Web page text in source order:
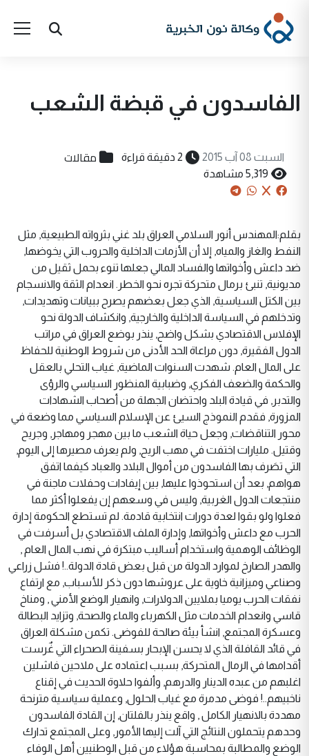
الفاسدون في قبضة الشعب
السبت 08 آب 2015 2 دقيقة قراءة مقالات
5,319 مشاهدة
بقلم:المهندس أنور السلامي العراق بلد غني بثرواته الطبيعية, مثل
النفط والغاز والمياه, إلا أن الأزمات الداخلية والحروب التي يخوضها,
ضد داعش وأخواتها والفساد المالي جعلها تنوء بحمل ثقيل من
مديونية, تنبئ برمال متحركة تجره نحو الخطر. انعدام الثقة والانسجام
بين الكتل السياسية, الذي جعل بعضهم يصرح ببيانات وتهديدات,
وتدخلهم في السياسة الداخلية والخارجية, وانكشاف الدولة نحو
الإفلاس الاقتصادي بشكل واضح, ينذر بوضع العراق في مراتب
الدول الفقيرة, دون مراعاة الحد الأدنى من شروط الوطنية للحفاظ
على المال العام. شهدت السنوات الماضية, غياب التحلي بالعقل
والحكمة والضعف الفكري, وضبابية المنظور السياسي والرؤى
والتدبر, في قيادة البلد واحتضان الجهلة من أصحاب الشهادات
المزورة, فقدم النموذج السيئ عن الإسلام السياسي مما وضعة في
محور التناقضات, وجعل حياة الشعب ما بين مهجر ومهاجر, وجريح
وقتيل. مليارات اختفت في مهب الريح, ولم يعرف مصيرها إلى اليوم,
التي تصَرف بها الفاسدون من أموال البلاد والعباد كيفما اتفق
هواهم, بعد أن استحوذوا عليها, بين إيفادات وحفلات ماجنة في
منتجعات الدول الغربية, وليس في وسعهم إن يفعلوا أكثر مما
فعلوا ولو بقوا لعدة دورات انتخابية قادمة. لم تستطع الحكومة إدارة
الحرب مع داعش وأخواتها, وإدارة الملف الاقتصادي بل أسرفت في
الوظائف الوهمية واستخدام أساليب مبتكرة في نهب المال العام ,
والهدر الصارخ لموارد الدولة من قبل بعض قادة الدولة..! فشل زراعي
وصناعي وميزانية خاوية على عروشها دون ذكر للأسباب, مع ارتفاع
نفقات الحرب يوميا بملايين الدولارات, وانهيار الوضع الأمني , ومناخ
قاسي وانعدام الخدمات مثل الكهرباء والماء والصحة, وتزايد البطالة
وعسكرة المجتمع, انشأ بيئة صالحة للفوضى. تكمن مشكلة العراق
في قائد القافلة الذي لا يحسن الإبحار بسفينة الصحراء التي غٌرست
أقدامها في الرمال المتحركة, بسبب اعتماده على ملاحين فاشلين
اغلبهم من عبده الدينار والدرهم, وألفوا حلاوة الحديث في إقناع
ناخبيهم..! فوضى مدمرة مع غياب الحلول, وعملية سياسية مترنحة
مهددة بالانهيار الكامل , واقع ينذر بالفلتان, إن القادة الفاسدون
وحدهم يتحملون النتائج التي آلت إليها الأمور, وعلى المجتمع تدارك
الوضع والمطالبة بمحاسبة هؤلاء من قبل الوطنيين أهل الوفاء